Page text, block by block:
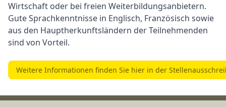
Wirtschaft oder bei freien Weiterbildungsanbietern.
Gute Sprachkenntnisse in Englisch, Französisch sowie
aus den Hauptherkunftsländern der Teilnehmenden
sind von Vorteil.
Weitere Informationen finden Sie hier in der